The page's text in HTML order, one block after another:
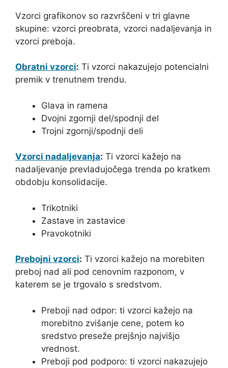
Vzorci grafikonov so razvrščeni v tri glavne
skupine: vzorci preobrata, vzorci nadaljevanja in
vzorci preboja.
Obratni vzorci: Ti vzorci nakazujejo potencialni
premik v trenutnem trendu.
Glava in ramena
Dvojni zgornji del/spodnji del
Trojni zgornji/spodnji deli
Vzorci nadaljevanja: Ti vzorci kažejo na
nadaljevanje prevladujočega trenda po kratkem
obdobju konsolidacije.
Trikotniki
Zastave in zastavice
Pravokotniki
Prebojni vzorci: Ti vzorci kažejo na morebiten
preboj nad ali pod cenovnim razponom, v
katerem se je trgovalo s sredstvom.
Preboji nad odpor: ti vzorci kažejo na
morebitno zvišanje cene, potem ko
sredstvo preseže prejšnjo najvišjo
vrednost.
Preboji pod podporo: ti vzorci nakazujejo